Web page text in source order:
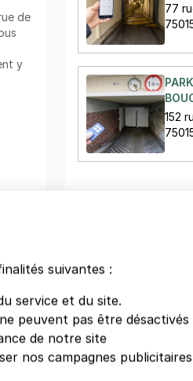
de
y
!
et
77
152
Paiement sécurisé
Sans frais de
Annulation gratuite
(Sous conditions)
suivantes :
service et du site.
peuvent pas être désactivés
de notre site
nos campagnes